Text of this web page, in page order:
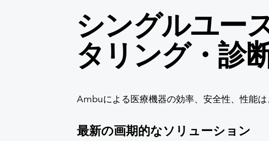
モニタ
シングルユー
タリング・診
Ambuによる医療機器の効率、安全性、性能
最新の画期的なソリューション